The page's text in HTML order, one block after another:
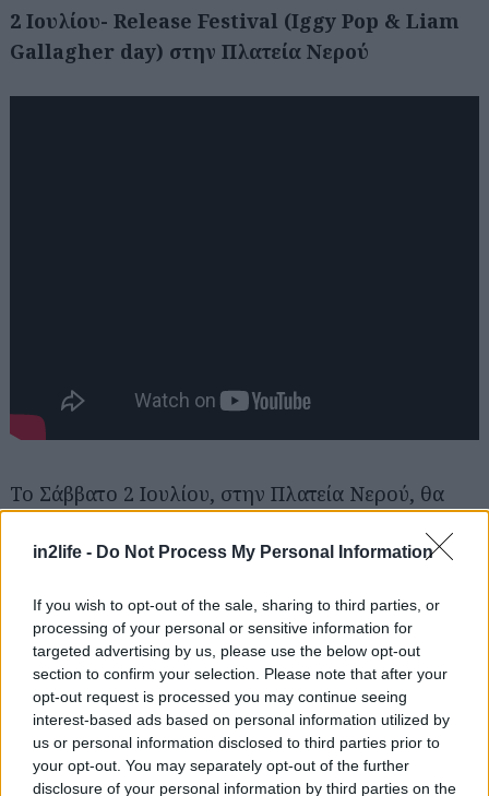
in2life - Do Not Process My Personal Information
If you wish to opt-out of the sale, sharing to third parties, or
processing of your personal or sensitive information for
targeted advertising by us, please use the below opt-out
section to confirm your selection. Please note that after your
opt-out request is processed you may continue seeing
interest-based ads based on personal information utilized by
us or personal information disclosed to third parties prior to
your opt-out. You may separately opt-out of the further
disclosure of your personal information by third parties on the
2 Ιουλίου- Release Festival (Iggy Pop & Liam
Gallagher day) στην Πλατεία Νερού
Το Σάββατο 2 Ιουλίου, στην Πλατεία Νερού, θα
υποδέχεται δύο αληθινούς θρύλους του
O Iggy Pop, μοναδικός και ασύγκριτος, επιστρέφει
μετά τη θριαμβευτική εμφάνιση του 2019 για να
μας χαρίσει ένα greatest hits show γεμάτο από
τη δική του αστείρευτη ενέργεια.
Ο Liam Gallagher, φωνή και ψυχή των Oasis κι
ένας από τους τελευταίους πραγματικούς rock
για...